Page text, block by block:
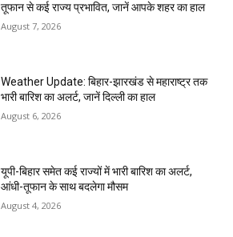
तूफान से कई राज्य प्रभावित, जानें आपके शहर का हाल
August 7, 2026
Weather Update: बिहार-झारखंड से महाराष्ट्र तक
भारी बारिश का अलर्ट, जानें दिल्ली का हाल
August 6, 2026
यूपी-बिहार समेत कई राज्यों में भारी बारिश का अलर्ट,
आंधी-तूफान के साथ बदलेगा मौसम
August 4, 2026